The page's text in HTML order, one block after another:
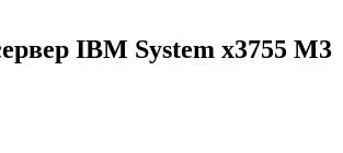
IBM System x3755 M3